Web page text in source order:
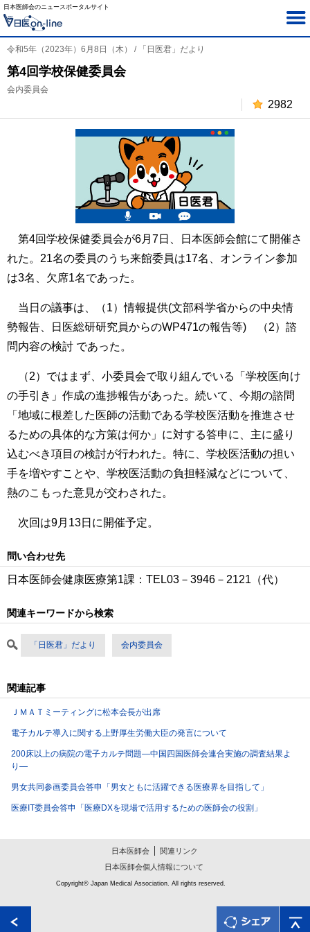
日本医師会のニュースポータルサイト
令和5年（2023年）6月8日（木） / 「日医君」だより
第4回学校保健委員会
会内委員会
2982
第4回学校保健委員会が6月7日、日本医師会館にて開催さ
れた。21名の委員のうち来館委員は17名、オンライン参加
は3名、欠席1名であった。
当日の議事は、（1）情報提供(文部科学省からの中央情
勢報告、日医総研研究員からのWP471の報告等) （2）諮
問内容の検討 であった。
（2）ではまず、小委員会で取り組んでいる「学校医向け
の手引き」作成の進捗報告があった。続いて、今期の諮問
「地域に根差した医師の活動である学校医活動を推進させ
るための具体的な方策は何か」に対する答申に、主に盛り
込むべき項目の検討が行われた。特に、学校医活動の担い
手を増やすことや、学校医活動の負担軽減などについて、
熱のこもった意見が交わされた。
次回は9月13日に開催予定。
問い合わせ先
日本医師会健康医療第1課：TEL03－3946－2121（代）
関連キーワードから検索
「日医君」だより 会内委員会
関連記事
ＪＭＡＴミーティングに松本会長が出席
電子カルテ導入に関する上野厚生労働大臣の発言について
200床以上の病院の電子カルテ問題―中国四国医師会連合実施の調査結果よ
り―
男女共同参画委員会答申「男女ともに活躍できる医療界を目指して」
医療IT委員会答申「医療DXを現場で活用するための医師会の役割」
日本医師会
関連リンク
日本医師会個人情報について
Copyright© Japan Medical Association. All rights reserved.